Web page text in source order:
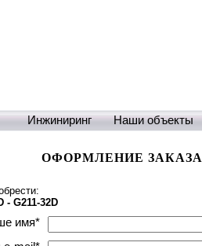
Инжиниринг Наши объекты
ОФОРМЛЕНИЕ ЗАКАЗА
- G211-32D
имя*